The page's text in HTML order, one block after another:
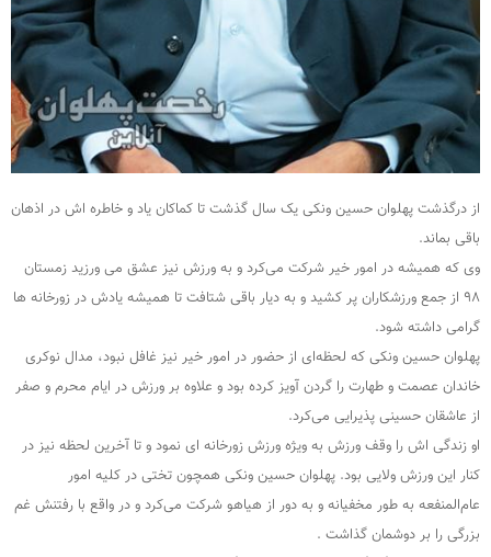
از درگذشت پهلوان حسین ونکی یک سال گذشت تا کماکان یاد و خاطره اش در اذهان
باقی بماند.
وی که همیشه در امور خیر شرکت می‌کرد و به ورزش نیز عشق می ورزید زمستان
۹۸ از جمع ورزشکاران پر کشید و به دیار باقی شتافت تا همیشه یادش در زورخانه ها
گرامی داشته شود.
پهلوان حسین ونکی که لحظه‌ای از حضور در امور خیر نیز غافل نبود، مدال نوکری
خاندان عصمت و طهارت را گردن آویز کرده بود و علاوه بر ورزش در ایام محرم و صفر
از عاشقان حسینی پذیرایی می‌کرد.
او زندگی اش را وقف ورزش به ویژه ورزش زورخانه ای نمود و تا آخرین لحظه نیز در
کنار این ورزش ولایی بود. پهلوان حسین ونکی همچون تختی در کلیه امور
عام‌المنفعه به طور مخفیانه و به دور از هیاهو شرکت می‌کرد و در واقع با رفتنش غم
بزرگی را بر دوشمان گذاشت .